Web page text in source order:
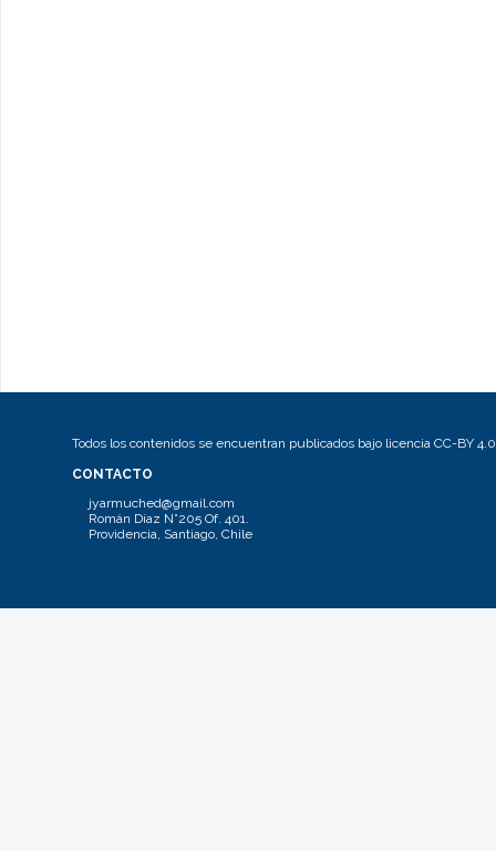
Todos los contenidos se encuentran publicados bajo licencia CC-BY 4.0
CONTACTO
jyarmuched@gmail.com
Román Díaz N°205 Of. 401.
Providencia, Santiago, Chile